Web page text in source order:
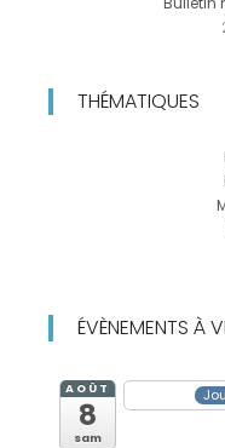
THÉMATIQUES
ÉVÈNEMENTS À
AOÛT
8
sam